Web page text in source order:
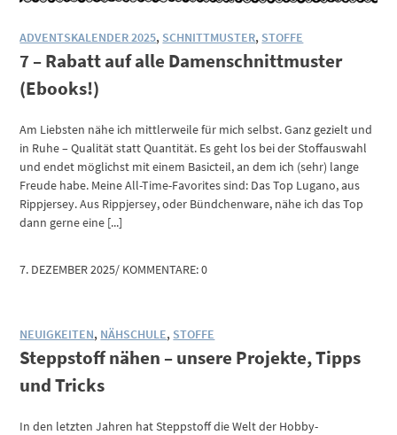
ADVENTSKALENDER 2025, SCHNITTMUSTER, STOFFE
7 – Rabatt auf alle Damenschnittmuster
(Ebooks!)
Am Liebsten nähe ich mittlerweile für mich selbst. Ganz gezielt und
in Ruhe – Qualität statt Quantität. Es geht los bei der Stoffauswahl
und endet möglichst mit einem Basicteil, an dem ich (sehr) lange
Freude habe. Meine All-Time-Favorites sind: Das Top Lugano, aus
Rippjersey. Aus Rippjersey, oder Bündchenware, nähe ich das Top
dann gerne eine [...]
7. DEZEMBER 2025/ KOMMENTARE: 0
NEUIGKEITEN, NÄHSCHULE, STOFFE
Steppstoff nähen – unsere Projekte, Tipps
und Tricks
In den letzten Jahren hat Steppstoff die Welt der Hobby-